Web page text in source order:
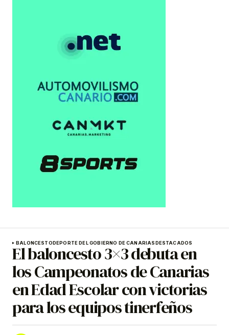
BALONCESTODEPORTE DEL GOBIERNO DE CANARIASDESTACADOS
El baloncesto 3×3 debuta en
los Campeonatos de Canarias
en Edad Escolar con victorias
para los equipos tinerfeños